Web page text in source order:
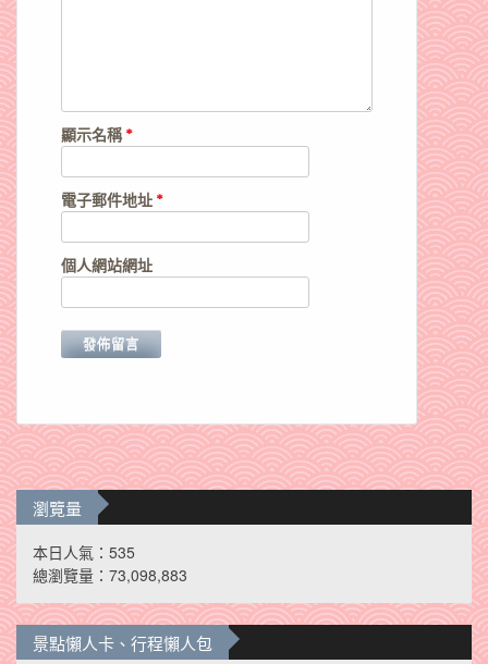
顯示名稱*
電子郵件地址 *
個人網站網址
瀏覽量
本日人氣：535
總瀏覽量：73,098,883
景點懶人卡、行程懶人包